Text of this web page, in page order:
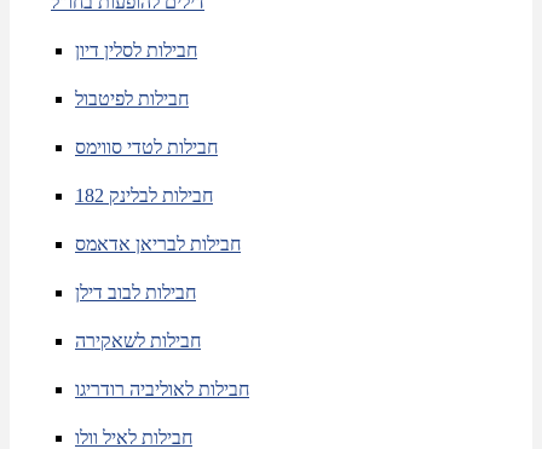
חבילות לסלין דיון
חבילות לפיטבול
חבילות לטדי סווימס
חבילות לבלינק 182
חבילות לבריאן אדאמס
חבילות לבוב דילן
חבילות לשאקירה
חבילות לאוליביה רודריגו
חבילות לאיל וולו